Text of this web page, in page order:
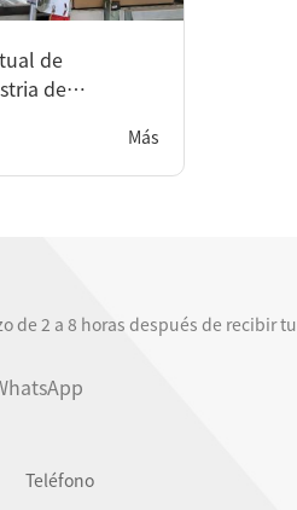
de
de
Más
de 2 a 8 horas después de recibir tu